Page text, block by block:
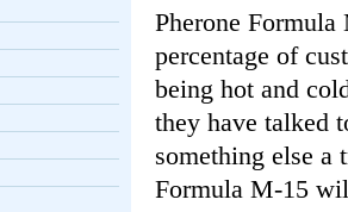
Pherone
percentage of
being hot and
they have talked
something else a
Formula M-15